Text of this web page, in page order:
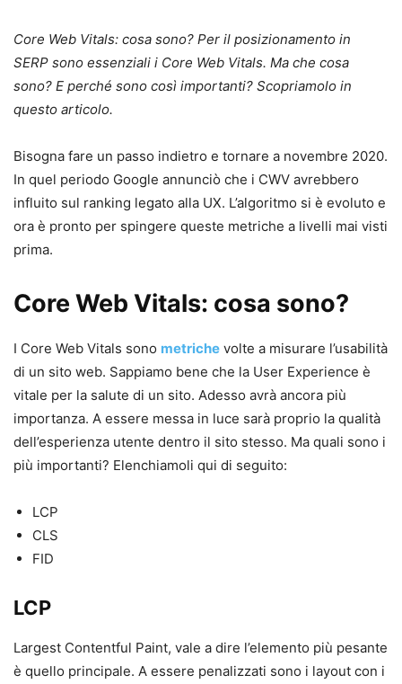
Core Web Vitals: cosa sono? Per il posizionamento in
SERP sono essenziali i Core Web Vitals. Ma che cosa
sono? E perché sono così importanti? Scopriamolo in
questo articolo.
Bisogna fare un passo indietro e tornare a novembre 2020.
In quel periodo Google annunciò che i CWV avrebbero
influito sul ranking legato alla UX. L’algoritmo si è evoluto e
ora è pronto per spingere queste metriche a livelli mai visti
prima.
Core Web Vitals: cosa sono?
I Core Web Vitals sono metriche volte a misurare l’usabilità
di un sito web. Sappiamo bene che la User Experience è
vitale per la salute di un sito. Adesso avrà ancora più
importanza. A essere messa in luce sarà proprio la qualità
dell’esperienza utente dentro il sito stesso. Ma quali sono i
più importanti? Elenchiamoli qui di seguito:
LCP
CLS
FID
LCP
Largest Contentful Paint, vale a dire l’elemento più pesante
è quello principale. A essere penalizzati sono i layout con i